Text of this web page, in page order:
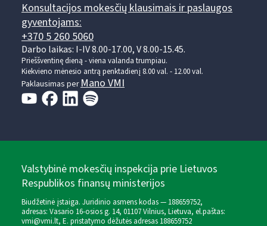
Konsultacijos mokesčių klausimais ir paslaugos
gyventojams:
+370 5 260 5060
Darbo laikas: I-IV 8.00-17.00, V 8.00-15.45.
Prieššventinę dieną - viena valanda trumpiau.
Kiekvieno mėnesio antrą penktadienį 8.00 val. - 12.00 val.
Paklausimas perMano VMI
Valstybinė mokesčių inspekcija prie Lietuvos
Respublikos finansų ministerijos
Biudžetinė įstaiga. Juridinio asmens kodas — 188659752,
adresas: Vasario 16-osios g. 14, 01107 Vilnius, Lietuva, el.paštas:
vmi@vmi.lt, E. pristatymo dėžutės adresas 188659752